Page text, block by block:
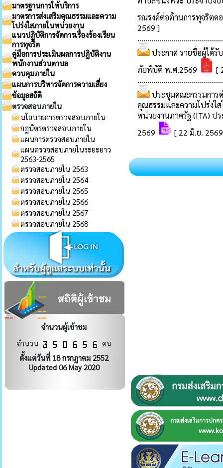
มาตรฐานการให้บริการ
มาตรการส่งเสริมคุณธรรมและความ
โปร่งใสภายในหน่วยงาน
แนวปฏิบัติการจัดการเรื่องร้องเรียน
การทุจริต
คู่มือการประเมินผลการปฏิบัติงาน
พนักงานส่วนตาบล
ควบคุมภายใน
แผนการบริหารจัดการความเสี่ยง
ข้อมูลสถิติ
ตรวจสอบภายใน
นโยบายการตรวจสอบภายใน
กฎบัตรตรวจสอบภายใน
แผนการตรวจสอบภายใน
แผนตรวจสอบภายในระยะยาว
2563-2565
ตรวจสอบภายใน 2563
ตรวจสอบภายใน 2564
ตรวจสอบภายใน 2565
ตรวจสอบภายใน 2566
ตรวจสอบภายใน 2567
ตรวจสอบภายใน 2568
จำนวนผู้เข้าชม
จำนวน
คน
ตั้งแต่วันที่ 18 กรกฏาคม 2552
Updated 06 May 2020